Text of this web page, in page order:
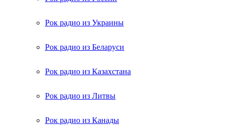
Рок радио из Украины
Рок радио из Беларуси
Рок радио из Казахстана
Рок радио из Литвы
Рок радио из Канады